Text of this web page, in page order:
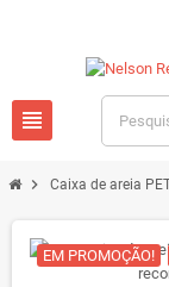
view_headline
chevron_right Caixa de areia
EM PROMOÇÃO!